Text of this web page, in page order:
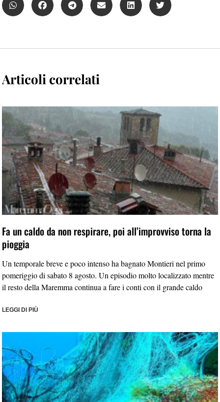
Articoli correlati
Fa un caldo da non respirare, poi all’improvviso torna la
pioggia
Un temporale breve e poco intenso ha bagnato Montieri nel primo
pomeriggio di sabato 8 agosto. Un episodio molto localizzato mentre
il resto della Maremma continua a fare i conti con il grande caldo
LEGGI DI PIÙ